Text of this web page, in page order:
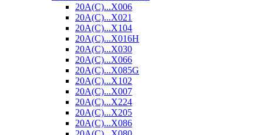
20A(C)...X006
20A(C)...X021
20A(C)...X104
20A(C)...X016H
20A(C)...X030
20A(C)...X066
20A(C)...X085G
20A(C)...X102
20A(C)...X007
20A(C)...X224
20A(C)...X205
20A(C)...X086